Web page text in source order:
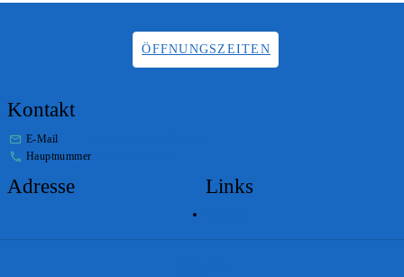
ÖFFNUNGSZEITEN
Kontakt
E-Mail
Hauptnummer
Adresse Links